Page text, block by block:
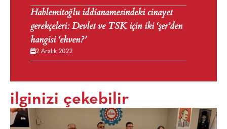
Hablemitoğlu iddianamesindeki cinayet
gerekçeleri: Devlet ve TSK için iki ‘şer’den
hangisi ‘ehven?’
2 Aralık 2022
ilginizi çekebilir